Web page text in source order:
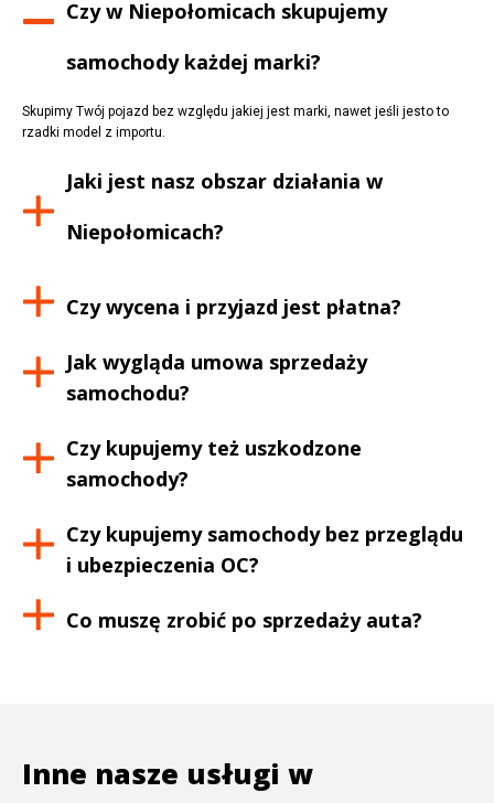
Czy w Niepołomicach skupujemy
samochody każdej marki?
Skupimy Twój pojazd bez względu jakiej jest marki, nawet jeśli jesto to
rzadki model z importu.
Jaki jest nasz obszar działania w
Niepołomicach?
Czy wycena i przyjazd jest płatna?
Jak wygląda umowa sprzedaży
samochodu?
Czy kupujemy też uszkodzone
samochody?
Czy kupujemy samochody bez przeglądu
i ubezpieczenia OC?
Co muszę zrobić po sprzedaży auta?
Inne nasze usługi w